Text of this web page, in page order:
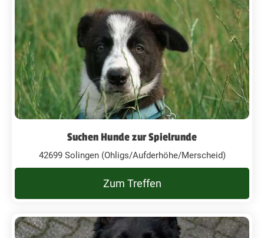
Suchen Hunde zur Spielrunde
42699 Solingen (Ohligs/Aufderhöhe/Merscheid)
Zum Treffen